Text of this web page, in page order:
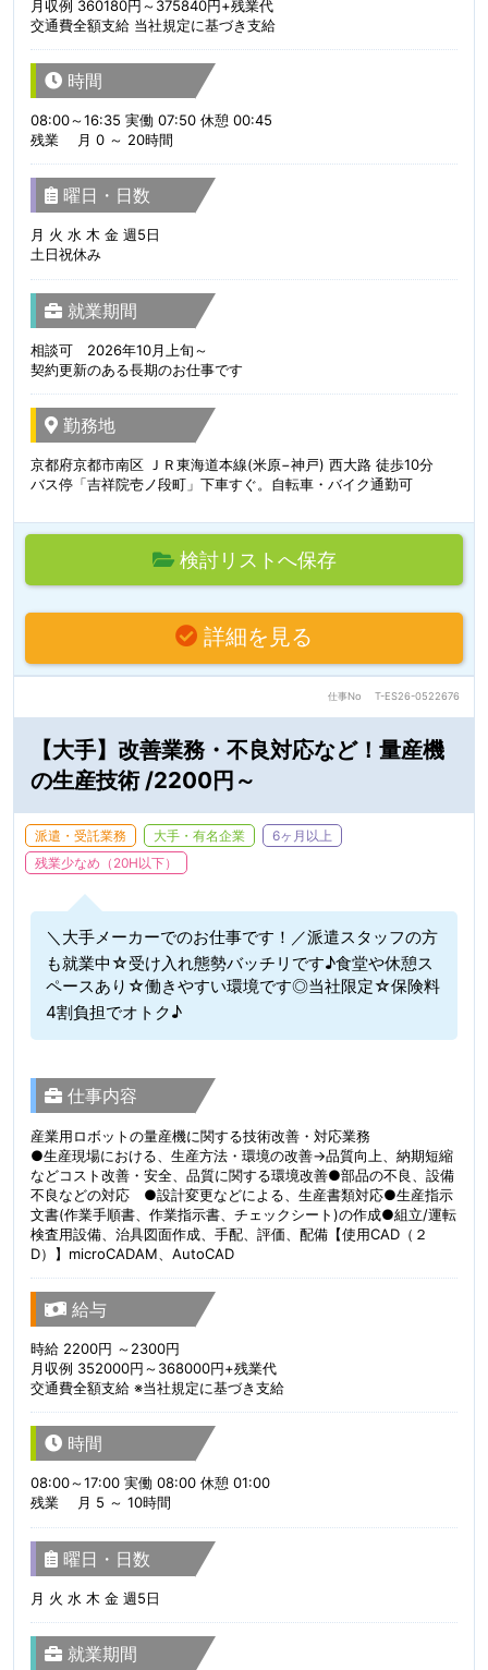
月収例 360180円～375840円+残業代
交通費全額支給 当社規定に基づき支給
時間
08:00～16:35 実働 07:50 休憩 00:45
残業 月 0 ～ 20時間
曜日・日数
月 火 水 木 金 週5日
土日祝休み
就業期間
相談可 2026年10月上旬～
契約更新のある長期のお仕事です
勤務地
京都府京都市南区 ＪＲ東海道本線(米原−神戸) 西大路 徒歩10分
バス停「吉祥院壱ノ段町」下車すぐ。自転車・バイク通勤可
検討リストへ保存
詳細を見る
仕事No T-ES26-0522676
【大手】改善業務・不良対応など！量産機
の生産技術 /2200円～
派遣・受託業務 大手・有名企業
6ヶ月以上
残業少なめ（20H以下）
＼大手メーカーでのお仕事です！／派遣スタッフの方
も就業中☆受け入れ態勢バッチリです♪食堂や休憩ス
ペースあり☆働きやすい環境です◎当社限定☆保険料
4割負担でオトク♪
仕事内容
産業用ロボットの量産機に関する技術改善・対応業務
●生産現場における、生産方法・環境の改善→品質向上、納期短縮
などコスト改善・安全、品質に関する環境改善●部品の不良、設備
不良などの対応 ●設計変更などによる、生産書類対応●生産指示
文書(作業手順書、作業指示書、チェックシート)の作成●組立/運転
検査用設備、治具図面作成、手配、評価、配備【使用CAD（２
D）】microCADAM、AutoCAD
給与
時給 2200円 ～2300円
月収例 352000円～368000円+残業代
交通費全額支給 ※当社規定に基づき支給
時間
08:00～17:00 実働 08:00 休憩 01:00
残業 月 5 ～ 10時間
曜日・日数
月 火 水 木 金 週5日
就業期間